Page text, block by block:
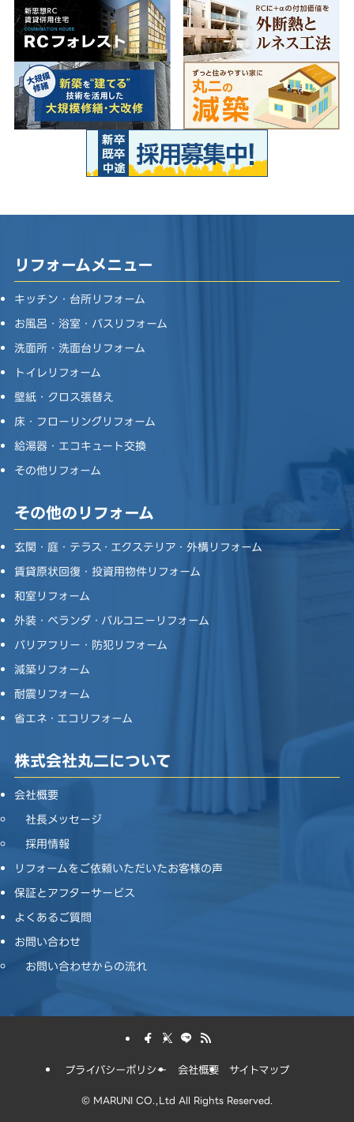
リフォームメニュー
キッチン・台所リフォーム
お風呂・浴室・バスリフォーム
洗面所・洗面台リフォーム
トイレリフォーム
壁紙・クロス張替え
床・フローリングリフォーム
給湯器・エコキュート交換
その他リフォーム
その他のリフォーム
玄関・庭・テラス・エクステリア・外構リフォーム
賃貸原状回復・投資用物件リフォーム
和室リフォーム
外装・ベランダ・バルコニーリフォーム
バリアフリー・防犯リフォーム
減築リフォーム
耐震リフォーム
省エネ・エコリフォーム
株式会社丸二について
会社概要
社長メッセージ
採用情報
リフォームをご依頼いただいたお客様の声
保証とアフターサービス
よくあるご質問
お問い合わせ
お問い合わせからの流れ
プライバシーポリシー 会社概要 サイトマップ
©MARUNI CO.,Ltd All Rights Reserved.